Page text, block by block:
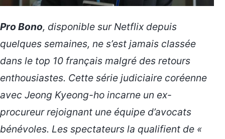
Pro Bono, disponible sur Netflix depuis
quelques semaines, ne s’est jamais classée
dans le top 10 français malgré des retours
enthousiastes. Cette série judiciaire coréenne
avec Jeong Kyeong-ho incarne un ex-
procureur rejoignant une équipe d’avocats
bénévoles. Les spectateurs la qualifient de «